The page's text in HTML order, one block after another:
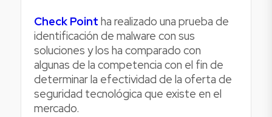
Check Point ha realizado una prueba de
identificación de malware con sus
soluciones y los ha comparado con
algunas de la competencia con el fin de
determinar la efectividad de la oferta de
seguridad tecnológica que existe en el
mercado.